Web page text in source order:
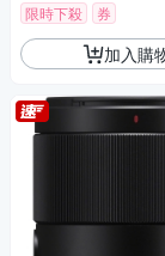
限時下殺
券
加入購